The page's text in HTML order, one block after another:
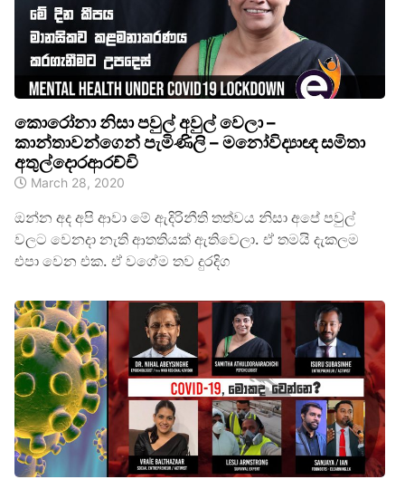
කොරෝනා නිසා පවුල් අවුල් වෙලා –
කාන්තාවන්ගෙන් පැමිණිලි – මනෝවිද්‍යාඥ සමිතා
අතුල්දොරආරච්චි
March 28, 2020
ඔන්න අද අපි ආවා මේ ඇදිරිනීති තත්වය නිසා අපේ පවුල්
වලට වෙනදා නැති ආතතියක් ඇතිවෙලා. ඒ තමයි දැකලම
එපා වෙන එක. ඒ වගේම තව දුරදිග